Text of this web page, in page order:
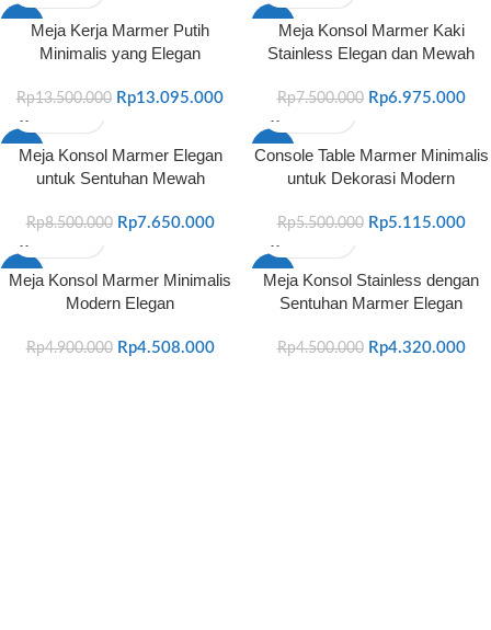
Meja Kerja Marmer Putih
Minimalis yang Elegan
Rp13.500.000 Rp13.095.000
-7%Meja Konsol Marmer Kaki
Stainless Elegan dan Mewah
Rp7.500.000 Rp6.975.000
-10%
Meja Konsol Marmer Elegan
untuk Sentuhan Mewah
Rp8.500.000 Rp7.650.000
-7%
Console Table Marmer Minimalis
untuk Dekorasi Modern
Rp5.500.000 Rp5.115.000
-8%
Meja Konsol Marmer Minimalis
Modern Elegan
Rp4.900.000 Rp4.508.000
-4%
Meja Konsol Stainless dengan
Sentuhan Marmer Elegan
Rp4.500.000 Rp4.320.000